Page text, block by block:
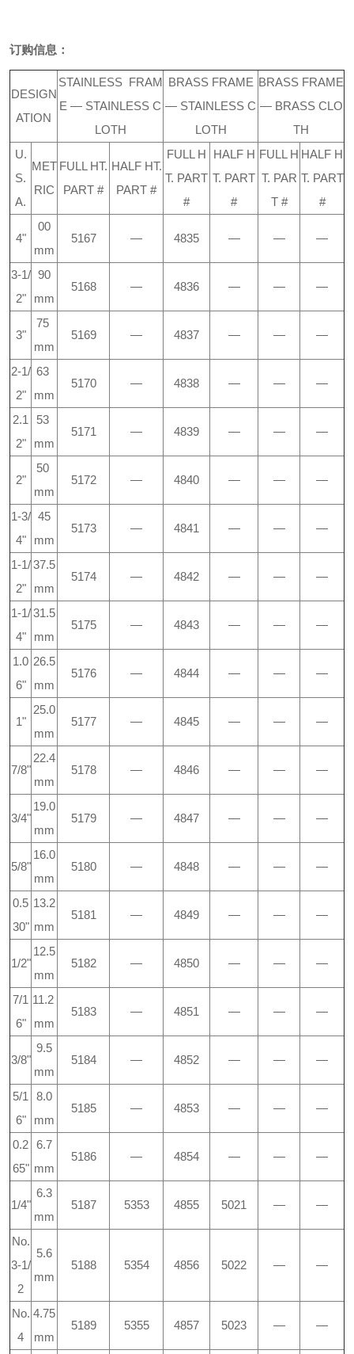
订购信息：
DESIGN
ATION
STAINLESS FRAM
E — STAINLESS C
LOTH
BRASS FRAME
— STAINLESS C
LOTH
BRASS FRAME
— BRASS CLO
TH
U.
S.
A.
MET
RIC
FULL HT.
PART #
HALF HT.
PART #
FULL H
T. PART
#
HALF H
T. PART
#
FULL H
T. PAR
T #
HALF H
T. PART
#
4"
00
mm
5167 — 4835 — — —
3-1/
2"
90
mm
5168 — 4836 — — —
3"
75
mm
5169 — 4837 — — —
2-1/
2"
63
mm
5170 — 4838 — — —
2.1
2"
53
mm
5171 — 4839 — — —
2"
50
mm
5172 — 4840 — — —
1-3/
4"
45
mm
5173 — 4841 — — —
1-1/
2"
37.5
mm
5174 — 4842 — — —
1-1/
4"
31.5
mm
5175 — 4843 — — —
1.0
6"
26.5
mm
5176 — 4844 — — —
1"
25.0
mm
5177 — 4845 — — —
7/8"
22.4
mm
5178 — 4846 — — —
3/4"
19.0
mm
5179 — 4847 — — —
5/8"
16.0
mm
5180 — 4848 — — —
0.5
30"
13.2
mm
5181 — 4849 — — —
1/2"
12.5
mm
5182 — 4850 — — —
7/1
6"
11.2
mm
5183 — 4851 — — —
3/8"
9.5
mm
5184 — 4852 — — —
5/1
6"
8.0
mm
5185 — 4853 — — —
0.2
65"
6.7
mm
5186 — 4854 — — —
1/4"
6.3
mm
5187 5353 4855 5021 — —
No.
3-1/
2
5.6
mm
5188 5354 4856 5022 — —
No.
4
4.75
mm
5189 5355 4857 5023 — —